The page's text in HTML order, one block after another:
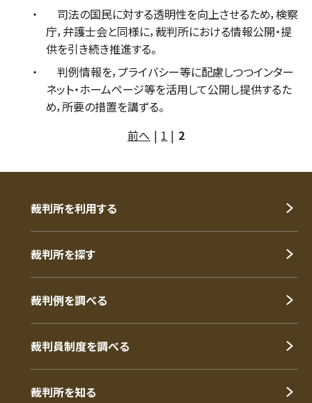
司法の国民に対する透明性を向上させるため，検察
庁，弁護士会と同様に，裁判所における情報公開・提
供を引き続き推進する。
判例情報を，プライバシー等に配慮しつつインター
ネット・ホームページ等を活用して公開し提供するた
め，所要の措置を講ずる。
前へ | 1 | 2
裁判所を利用する
裁判所を探す
裁判例を調べる
裁判員制度を調べる
裁判所を知る